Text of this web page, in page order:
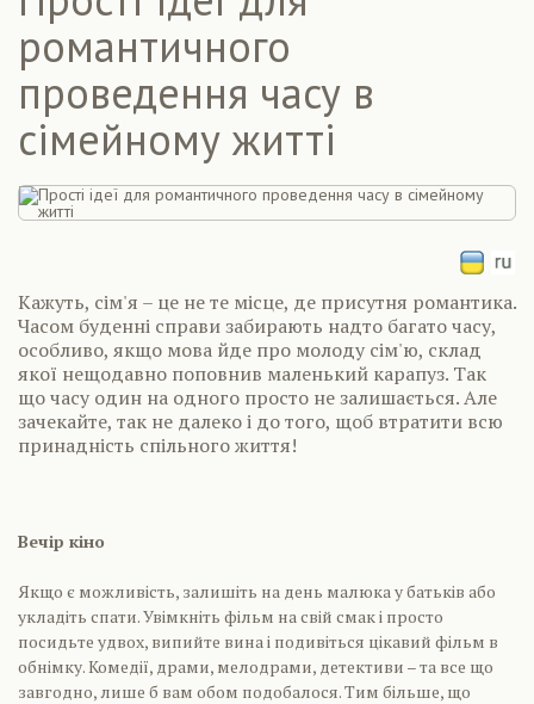
романтичного
проведення часу в
сімейному житті
Кажуть, сім'я – це не те місце, де присутня романтика.
Часом буденні справи забирають надто багато часу,
особливо, якщо мова йде про молоду сім'ю, склад
якої нещодавно поповнив маленький карапуз. Так
що часу один на одного просто не залишається. Але
зачекайте, так не далеко і до того, щоб втратити всю
принадність спільного життя!
Вечір кіно
Якщо є можливість, залишіть на день малюка у батьків або
укладіть спати. Увімкніть фільм на свій смак і просто
посидьте удвох, випийте вина і подивіться цікавий фільм в
обнімку. Комедії, драми, мелодрами, детективи – та все що
завгодно, лише б вам обом подобалося. Тим більше, що